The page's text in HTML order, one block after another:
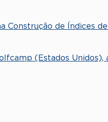
Construção de Índices
(Estados Unidos),